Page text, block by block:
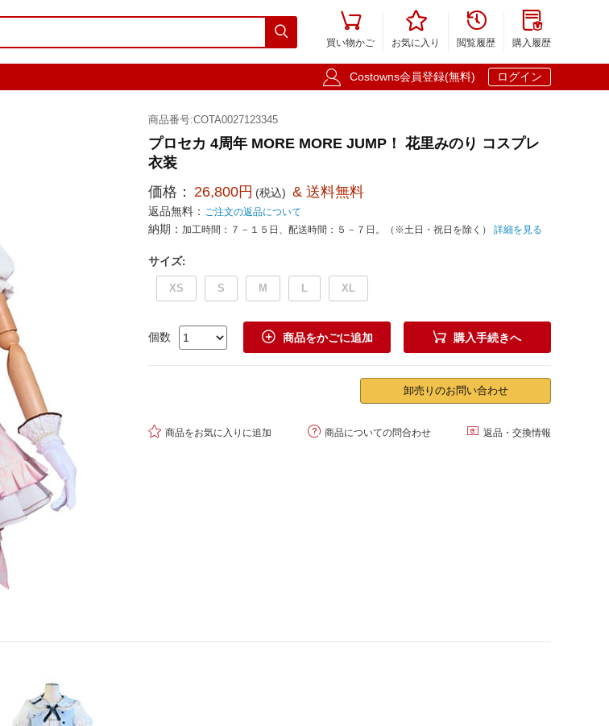


買い物かご

お気に入り

閲覧履歴

購入履歴
 Costowns会員登録(無料) ログイン
商品番号:COTA0027123345
プロセカ 4周年 MORE MORE JUMP！ 花里みのり コスプレ
衣装
価格： 26,800円 (税込) & 送料無料
返品無料： ご注文の返品について
納期： 加工時間：７－１５日、配送時間：５－７日。（※土日・祝日を除く） 詳細を見る
サイズ:
XS S M L XL
個数  商品をかごに追加  購入手続きへ
卸売りのお問い合わせ
 商品をお気に入りに追加  商品についての問合わせ  返品・交換情報